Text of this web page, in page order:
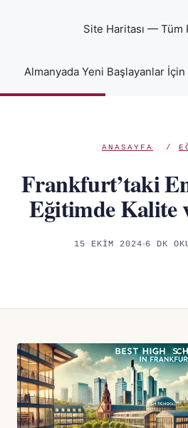
Site Haritası — Tüm
Almanyada Yeni Başlayanlar
ANASAYFA /
Frankfurt’taki
Eğitimde Kalite
15 EKIM 2024 6 DK